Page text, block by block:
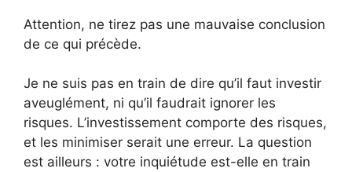
Attention, ne tirez pas une mauvaise conclusion
de ce qui précède.
Je ne suis pas en train de dire qu’il faut investir
aveuglément, ni qu’il faudrait ignorer les
risques. L’investissement comporte des risques,
et les minimiser serait une erreur. La question
est ailleurs : votre inquiétude est-elle en train